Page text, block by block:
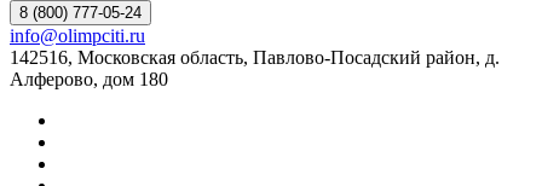
8 (800) 777-05-24
info@olimpciti.ru
142516, Московская область, Павлово-Посадский район, д.
Алферово, дом 180